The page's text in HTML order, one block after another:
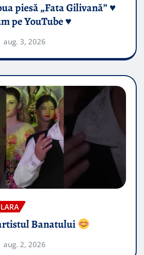
piesă „Fata Gilivană” ♥️
pe YouTube ♥️
aug. 3, 2026
Banatului
aug. 2, 2026